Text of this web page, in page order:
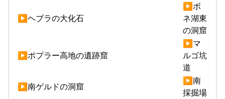
▶ヘブラの大化石
▶ボ
ネ湖東
の洞窟
▶ポプラー高地の遺跡窟
▶マ
ルゴ坑
道
▶南ゲルドの洞窟
▶南
採掘場